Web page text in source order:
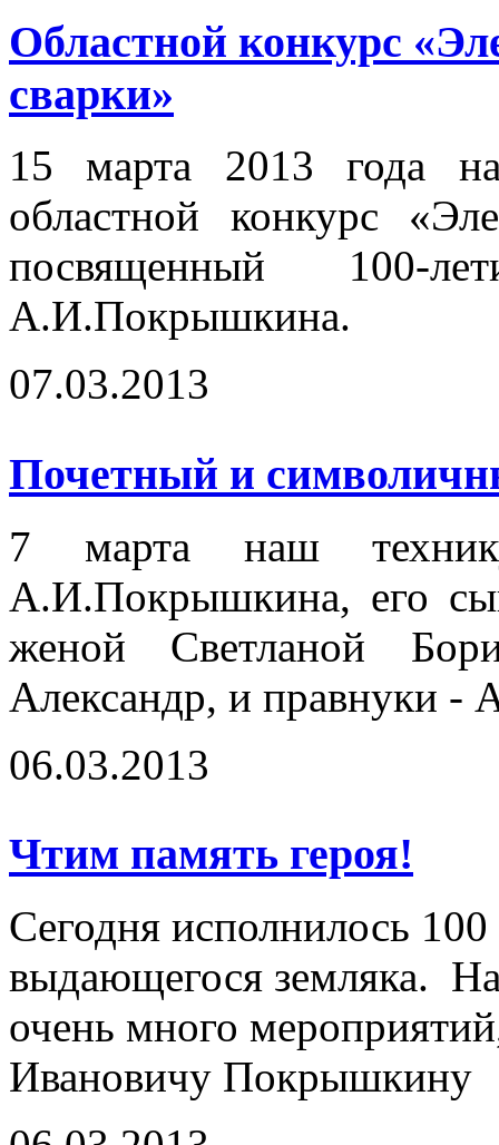
Областной конкурс
сварки»
15 марта 2013 года
областной конкурс
посвященный 100-
А.И.Покрышкина.
07.03.2013
Почетный и
7 марта наш
А.И.Покрышкина, его
женой Светланой
Александр, и правнуки -
06.03.2013
Чтим память героя!
Сегодня исполнилось
выдающегося земляка.
очень много
Ивановичу Покрышкину